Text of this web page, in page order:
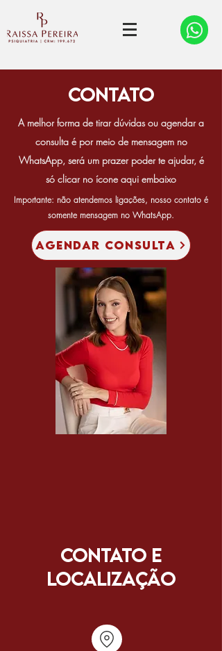
CONTATO
A melhor forma de tirar dúvidas ou agendar a
consulta é por meio de mensagem no
WhatsApp, será um prazer poder te ajudar, é
só clicar no ícone aqui embaixo
Importante: não atendemos ligações, nosso contato é
somente mensagem no WhatsApp.
AGENDAR CONSULTA
CONTATO E
LOCALIZAÇÃO